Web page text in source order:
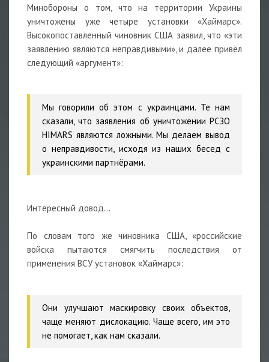
Минобороны о том, что на территории Украины
уничтожены уже четыре установки «Хаймарс».
Высокопоставленный чиновник США заявил, что «эти
заявлению являются неправдивыми», и далее привёл
следующий «аргумент»:
Мы говорили об этом с украинцами. Те нам
сказали, что заявления об уничтожении РСЗО
HIMARS являются ложными. Мы делаем вывод
о неправдивости, исходя из наших бесед с
украинскими партнёрами.
Интересный довод…
По словам того же чиновника США, «российские
войска пытаются смягчить последствия от
применения ВСУ установок «Хаймарс»:
Они улучшают маскировку своих объектов,
чаще меняют дислокацию. Чаще всего, им это
не помогает, как нам сказали.